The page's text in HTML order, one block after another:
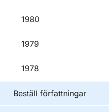
1980
1979
1978
Beställ författningar